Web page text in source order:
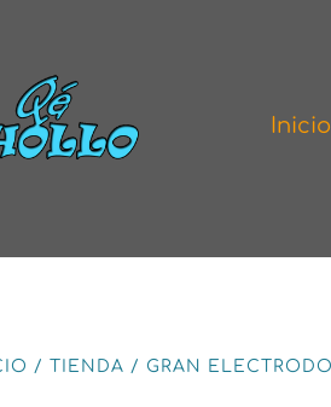
Inicio
/TIENDA / GRAN